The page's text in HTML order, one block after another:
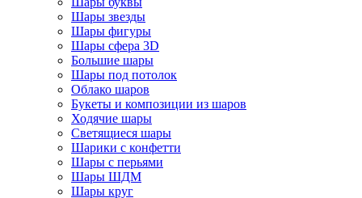
Шары звезды
Шары фигуры
Шары сфера 3D
Большие шары
Шары под потолок
Облако шаров
Букеты и композиции из шаров
Ходячие шары
Светящиеся шары
Шарики с конфетти
Шары с перьями
Шары ШДМ
Шары круг